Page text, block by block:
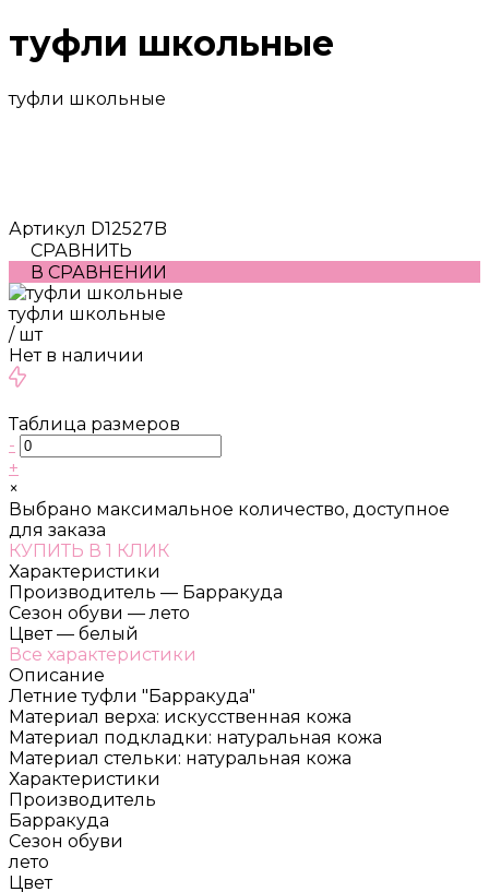
туфли школьные
туфли школьные
Артикул D12527B
СРАВНИТЬ
В СРАВНЕНИИ
туфли школьные
/ шт
Нет в наличии
Таблица размеров
-
+
×
Выбрано максимальное количество, доступное
для заказа
КУПИТЬ В 1 КЛИК
Характеристики
Производитель — Барракуда
Сезон обуви — лето
Цвет — белый
Все характеристики
Описание
Летние туфли "Барракуда"
Материал верха: искусственная кожа
Материал подкладки: натуральная кожа
Материал стельки: натуральная кожа
Характеристики
Производитель
Барракуда
Сезон обуви
лето
Цвет